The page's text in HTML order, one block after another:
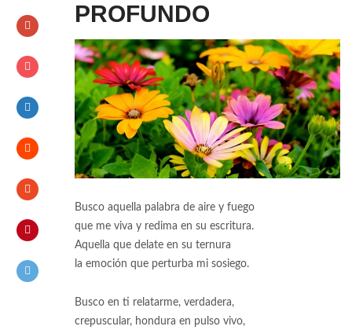
PROFUNDO
Busco aquella palabra de aire y fuego
que me viva y redima en su escritura.
Aquella que delate en su ternura
la emoción que perturba mi sosiego.
Busco en ti relatarme, verdadera,
crepuscular, hondura en pulso vivo,